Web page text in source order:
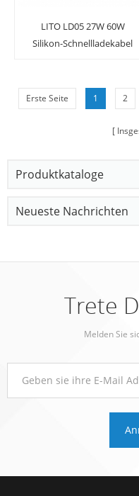
LITO LD05 27W 60W
Silikon-Schnellladekabel
Erste Seite 1 2
Produktkataloge
Neueste Nachrichten
Trete
Melden Sie